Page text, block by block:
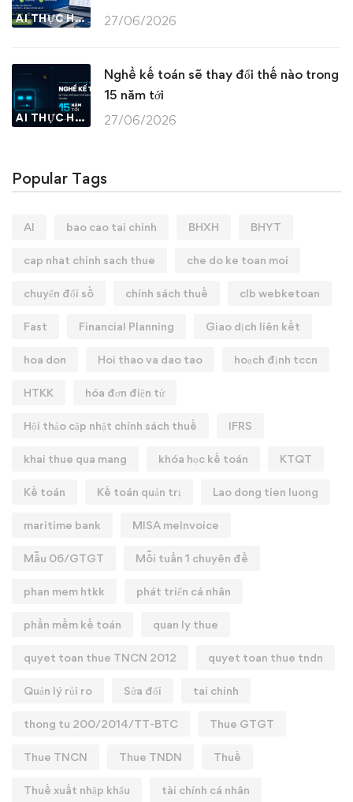
AI THỰC HÀNH 27/06/2026
AI THỰC HÀNH
Nghề kế toán sẽ thay đổi thế nào trong
15 năm tới
27/06/2026
Popular Tags
AI bao cao tai chinh BHXH BHYT
cap nhat chinh sach thue che do ke toan moi
chuyển đổi số chính sách thuế clb webketoan
Fast Financial Planning Giao dịch liên kết
hoa don Hoi thao va dao tao hoạch định tccn
HTKK hóa đơn điện tử
Hội thảo cập nhật chính sách thuế IFRS
khai thue qua mang khóa học kế toán KTQT
Kế toán Kế toán quản trị Lao dong tien luong
maritime bank MISA meInvoice
Mẫu 06/GTGT Mỗi tuần 1 chuyên đề
phan mem htkk phát triển cá nhân
phần mềm kế toán quan ly thue
quyet toan thue TNCN 2012 quyet toan thue tndn
Quản lý rủi ro Sửa đổi tai chinh
thong tu 200/2014/TT-BTC Thue GTGT
Thue TNCN Thue TNDN Thuế
Thuế xuất nhập khẩu tài chính cá nhân